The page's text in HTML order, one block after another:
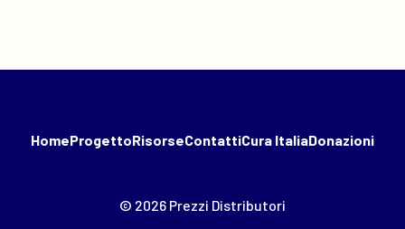
HomeProgettoRisorseContattiCura ItaliaDonazioni
© 2026 Prezzi Distributori